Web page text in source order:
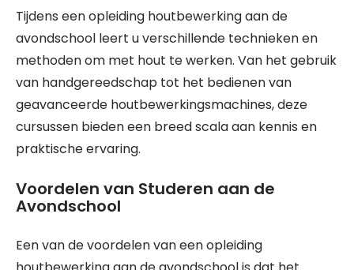
Tijdens een opleiding houtbewerking aan de
avondschool leert u verschillende technieken en
methoden om met hout te werken. Van het gebruik
van handgereedschap tot het bedienen van
geavanceerde houtbewerkingsmachines, deze
cursussen bieden een breed scala aan kennis en
praktische ervaring.
Voordelen van Studeren aan de
Avondschool
Een van de voordelen van een opleiding